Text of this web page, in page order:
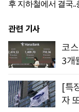
관련 기사
코
3개
[특
자